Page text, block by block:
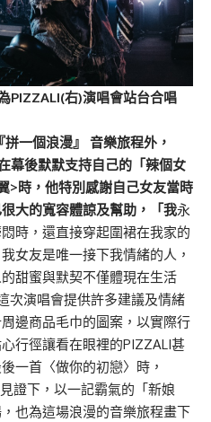
PIZZALI(右)演唱會站台合唱
一個浪漫』 音樂旅程外，
幕後默默支持自己的「辣個女
>時，他特別感謝自己女友當時
大的寬容體諒及幫助，「我永
時，還直接穿起圍裙在我家的
女友是唯一接下我情緒的人，
甜蜜與默契不僅體現在生活
次演唱會提供許多建議及情緒
邊商品毛巾的圖案，以實際行
行徑讓看在眼裡的PIZZALI甚
一首〈做你的初戀〉時，
證下，以一記霸氣的「新娘
也為這場浪漫的音樂旅程畫下